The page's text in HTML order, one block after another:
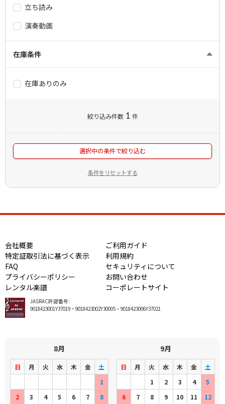
立ち読み
演奏動画
在庫条件
在庫ありのみ
絞り込み件数 1 件
選択中の条件で絞り込む
条件をリセットする
会社概要
ご利用ガイド
特定証取引法に基づく表示
利用規約
FAQ
セキュリティについて
プライバシーポリシー
お問い合わせ
レンタル楽譜
コーポレートサイト
JASRAC許諾番号:
9018423001Y37019・9018423002Y30005・9018423006Y37021
8月
日 月 火 水 木 金
土
1
2
3 4 5 6 7 8
9月
日 月 火 水 木 金
土
1
2 3 4
5
6
7 8 9 10 11 12